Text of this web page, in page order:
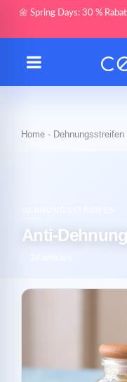
🌼 Spring Days: 30 %
Home - Dehnungsstreifen
Anti-